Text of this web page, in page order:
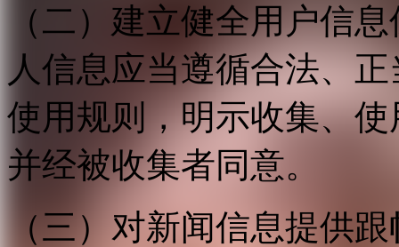
（二）建立健全用户信
人信息应当遵循合法、
使用规则，明示收集、
并经被收集者同意。
（三）对新闻信息提供